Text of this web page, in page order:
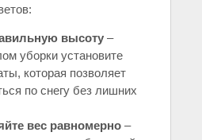
высоту –
уборки установите
которая позволяет
по снегу без лишних
вес равномерно –